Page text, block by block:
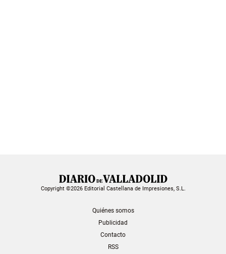
Copyright ©2026 Editorial Castellana de Impresiones, S.L.
Quiénes somos
Publicidad
Contacto
RSS